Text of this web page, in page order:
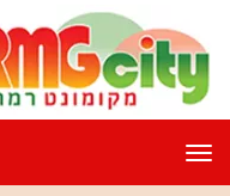
תפריט